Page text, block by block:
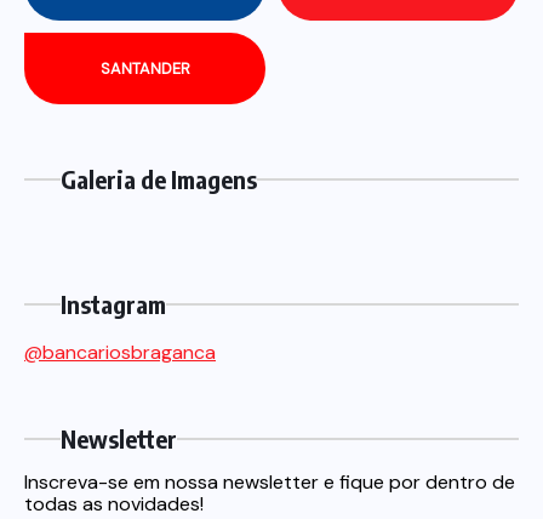
SANTANDER
Galeria de Imagens
Instagram
@bancariosbraganca
Newsletter
Inscreva-se em nossa newsletter e fique por dentro de
todas as novidades!